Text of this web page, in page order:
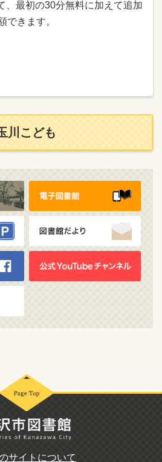
、最初の30分無料に加えて追加
できます。
川こども
サイトについて